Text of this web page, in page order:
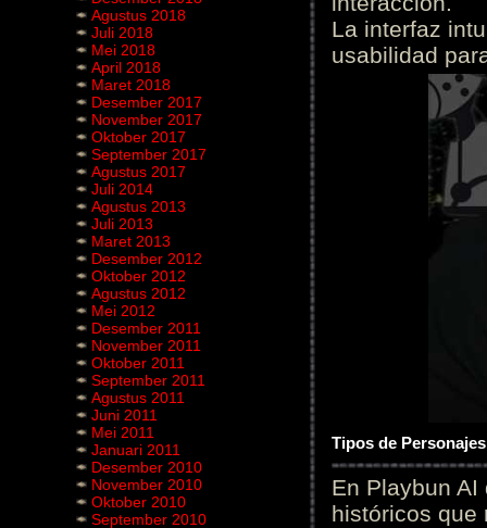
Agustus 2018
Juli 2018
Mei 2018
April 2018
Maret 2018
Desember 2017
November 2017
Oktober 2017
September 2017
Agustus 2017
Juli 2014
Agustus 2013
Juli 2013
Maret 2013
Desember 2012
Oktober 2012
Agustus 2012
Mei 2012
Desember 2011
November 2011
Oktober 2011
September 2011
Agustus 2011
Juni 2011
Mei 2011
Januari 2011
Desember 2010
November 2010
Oktober 2010
September 2010
La interfaz
usabilidad
Tipos de
En Playbun
históricos que